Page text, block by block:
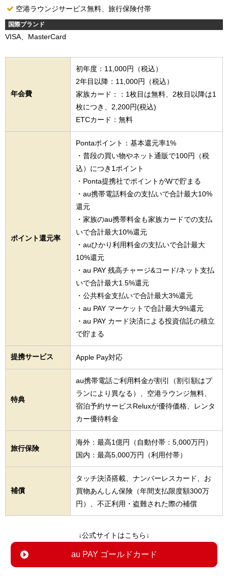
空港ラウンジサービス無料、旅行保険付帯
国際ブランド
VISA、MasterCard
年会費
初年度：11,000円（税込）
2年目以降：11,000円（税込）
家族カード：：1枚目は無料、2枚目以降は1
枚につき、2,200円(税込)
ETCカード：無料
ポイント還元率
Pontaポイント：基本還元率1%
・普段の買い物やネット通販で100円（税
込）につき1ポイント
・Ponta提携社でポイントがWで貯まる
・au携帯電話料金の支払いで合計最大10%
還元
・家族のau携帯料金も家族カードでの支払
いで合計最大10%還元
・auひかり利用料金の支払いで合計最大
10%還元
・au PAY 残高チャージ&コード/ネット支払
いで合計最大1.5%還元
・公共料金支払いで合計最大3%還元
・au PAY マーケットで合計最大9%還元
・au PAY カード決済による投資信託の積立
で貯まる
提携サービス Apple Pay対応
特典
au携帯電話ご利用料金が割引（割引額はプ
ランにより異なる）、空港ラウンジ無料、
宿泊予約サービスReluxが優待価格、レンタ
カー優待料金
旅行保険
海外：最高1億円（自動付帯：5,000万円）
国内：最高5,000万円（利用付帯）
補償
タッチ決済搭載、ナンバーレスカード、お
買物あんしん保険（年間支払限度額300万
円）、不正利用・盗難された際の補償
↓公式サイトはこちら↓
au PAY ゴールドカード